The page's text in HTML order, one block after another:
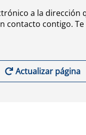
a la dirección
contacto contigo. Te
Actualizar página